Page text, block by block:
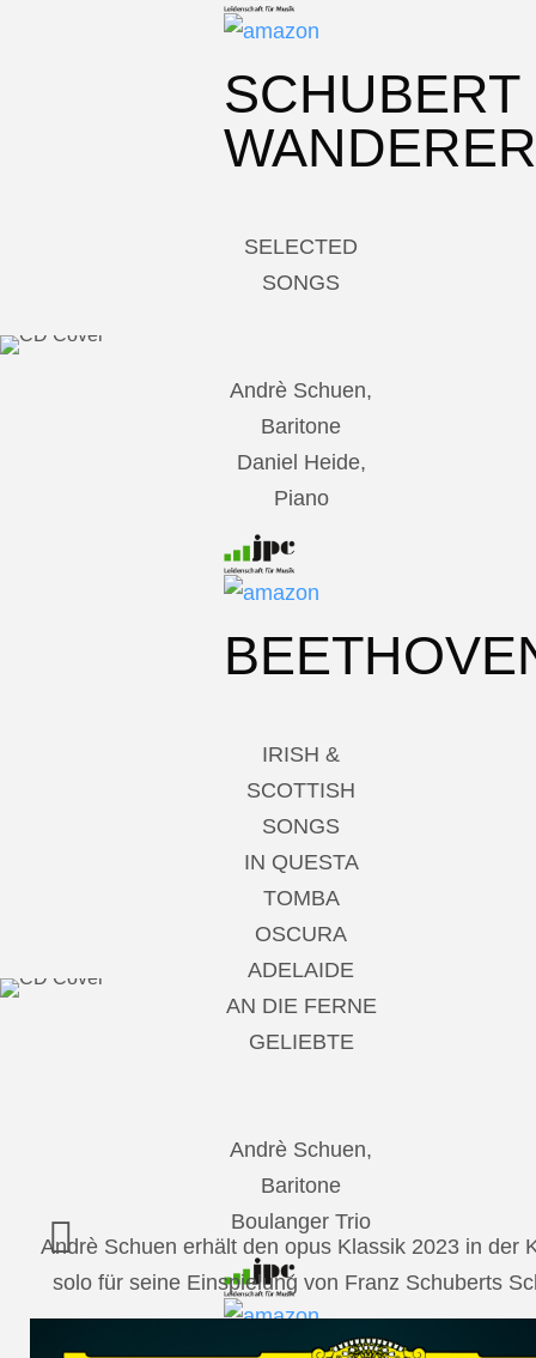
SCHUBERT
WANDERER
SELECTED
SONGS
Andrè Schuen,
Baritone
Daniel Heide,
Piano
IRISH &
SCOTTISH
SONGS
IN QUESTA
TOMBA
OSCURA
ADELAIDE
AN DIE FERNE
GELIEBTE
Andrè Schuen,
Baritone
Boulanger Trio
Andrè Schuen erhält den opus Klassik 2023 in der
solo für seine Einspielung von Franz Schuberts